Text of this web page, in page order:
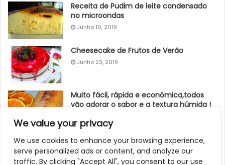
We value your privacy
We use cookies to enhance your browsing experience,
serve personalized ads or content, and analyze our
traffic. By clicking "Accept All", you consent to our use
Receita de Pudim de leite condensado
no microondas
Junho 10, 2019
Cheesecake de Frutos de Verão
Junho 23, 2019
Muito fácil, rápida e económica,todos
vão adorar o sabor e a textura húmida !
Bolo de iogurte
Junho 13, 2019